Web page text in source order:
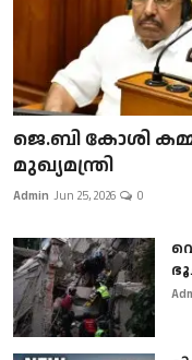
ജെ.ബി കോശി
മുഖ്യമന്ത്രി
Admin Jun 25, 2026 0